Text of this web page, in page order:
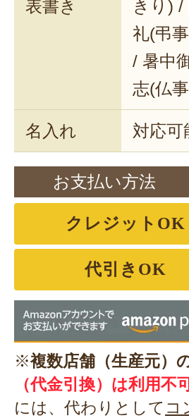
表書き
きり) /
礼(弔
/ 暑中
志(仏
名入れ 対応可
お支払い方法
クレジットOK
代引きOK
※複数店舗（生産元）
（代金引換）は利用不可
には、代わりとして コ